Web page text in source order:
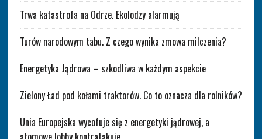
Trwa katastrofa na Odrze. Ekolodzy alarmują
Turów narodowym tabu. Z czego wynika zmowa milczenia?
Energetyka Jądrowa – szkodliwa w każdym aspekcie
Zielony Ład pod kołami traktorów. Co to oznacza dla rolników?
Unia Europejska wycofuje się z energetyki jądrowej, a